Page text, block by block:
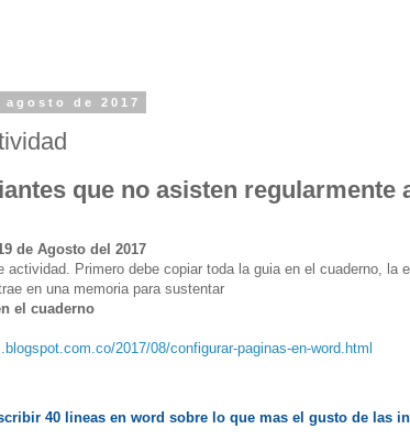
de 2017
que no asisten regularmente
de Agosto del 2017
actividad. Primero debe copiar toda la guia en el cuaderno, la
en una memoria para sustentar
el cuaderno
2017/08/configurar-paginas-en-word.html
40 lineas en word sobre lo que mas el gusto de las